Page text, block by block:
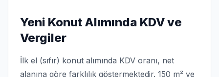
Yeni Konut Alımında KDV ve
Vergiler
İlk el (sıfır) konut alımında KDV oranı, net
alanına göre farklılık göstermektedir. 150 m² ve